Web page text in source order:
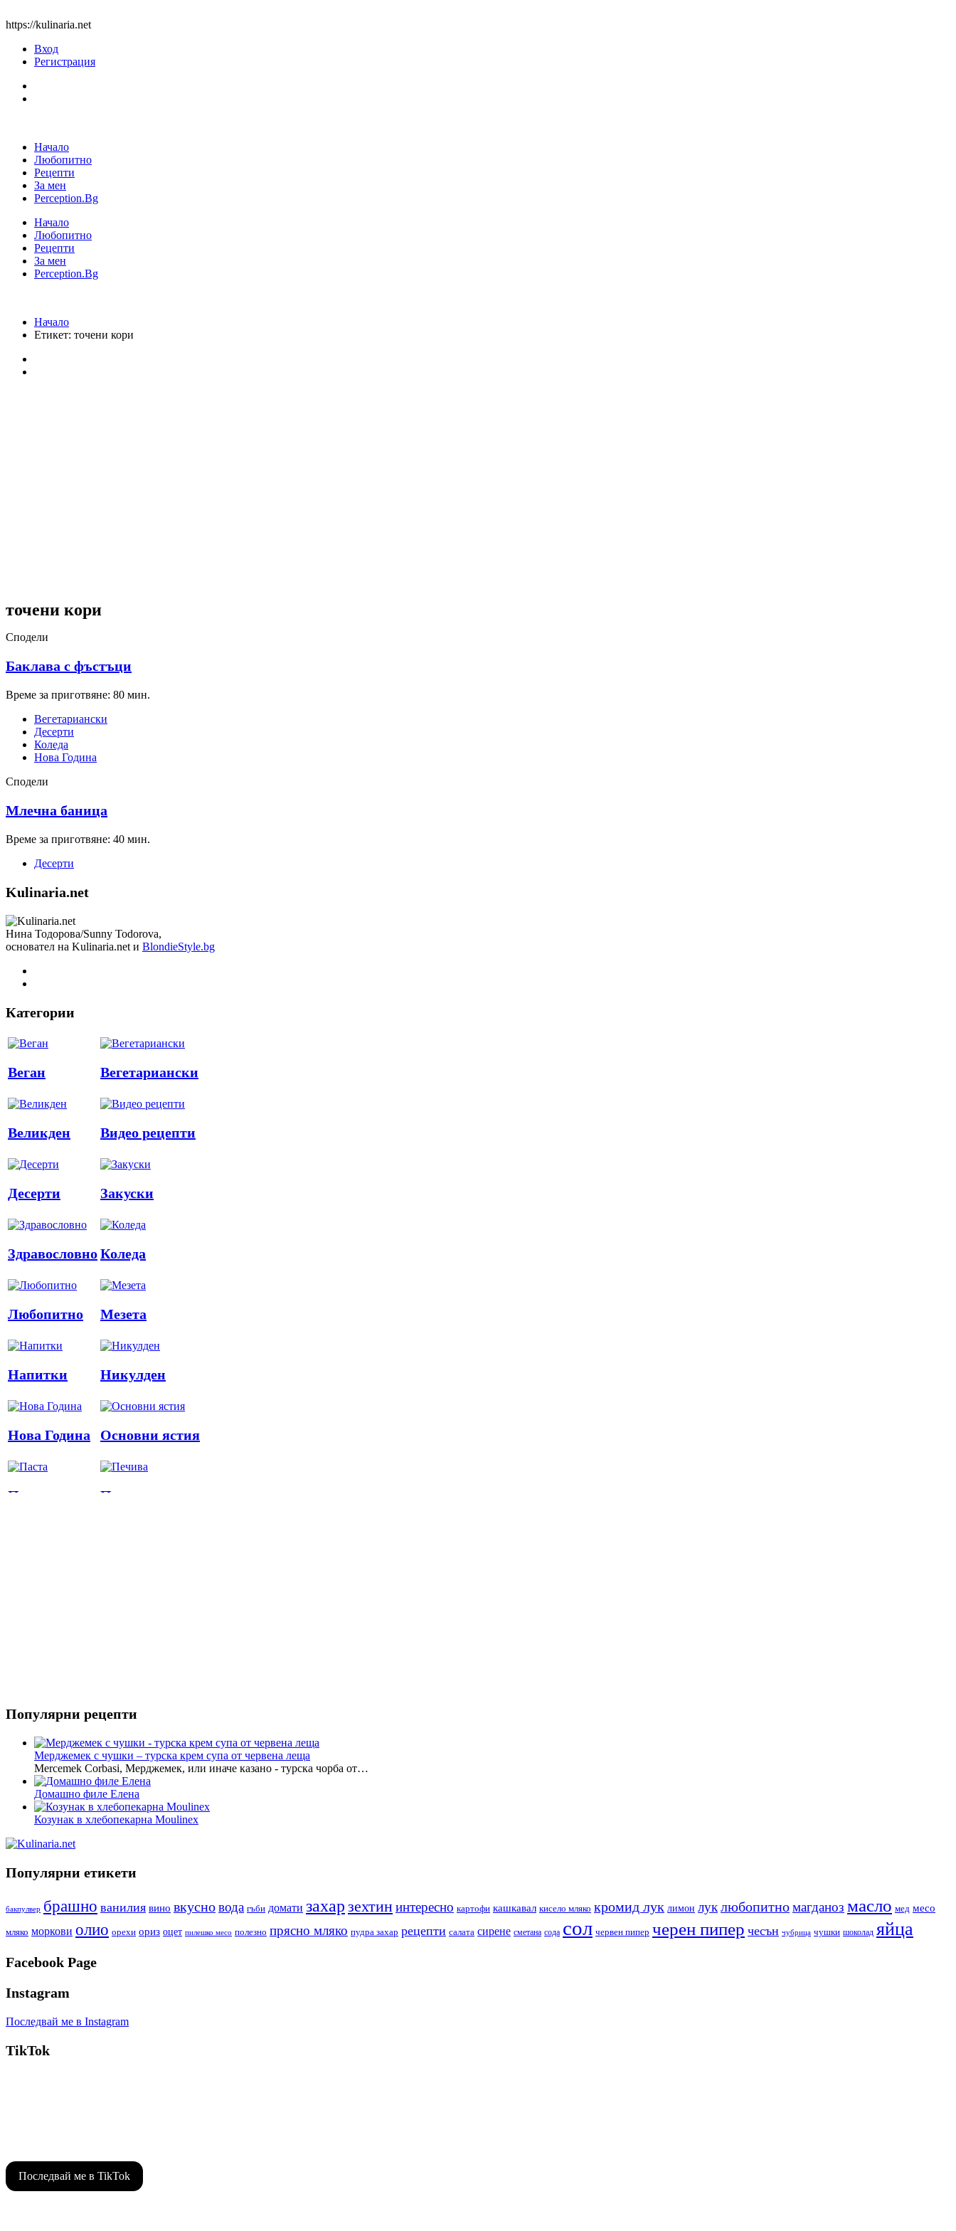
https://kulinaria.net
Вход
Регистрация
Начало
Любопитно
Рецепти
За мен
Perception.Bg
Начало
Любопитно
Рецепти
За мен
Perception.Bg
Начало
Етикет: точени кори
точени кори
Сподели
Баклава с фъстъци
Време за приготвяне: 80 мин.
Вегетариански
Десерти
Коледа
Нова Година
Сподели
Млечна баница
Време за приготвяне: 40 мин.
Десерти
Kulinaria.net
Нина Тодорова/Sunny Todorova,
основател на Kulinaria.net и BlondieStyle.bg
Категории
Веган Вегетариански
Великден Видео рецепти
Десерти Закуски
ЗдравословноКоледа
Любопитно Мезета
Напитки Никулден
Нова Година Основни ястия
Паста Печива
Популярни рецепти
Мерджемек с чушки – турска крем супа от червена леща
Mercemek Corbasi, Мерджемек, или иначе казано - турска чорба от…
Домашно филе Елена
Козунак в хлебопекарна Moulinex
Популярни етикети
бакпулвер брашно ванилия вино вкусновода гъби домати захар зехтининтересно картофи кашкавал кисело мляко кромид лук лимон луклюбопитномагданоз масло мед месо
мляко моркови олио орехи ориз оцет пилешко месо полезно прясно мляко пудра захар рецепти салата сирене сметана сода сол червен пипер черен пипер чесън чубрица чушки шоколад яйца
Facebook Page
Instagram
Последвай ме в Instagram
TikTok
Последвай ме в TikTok